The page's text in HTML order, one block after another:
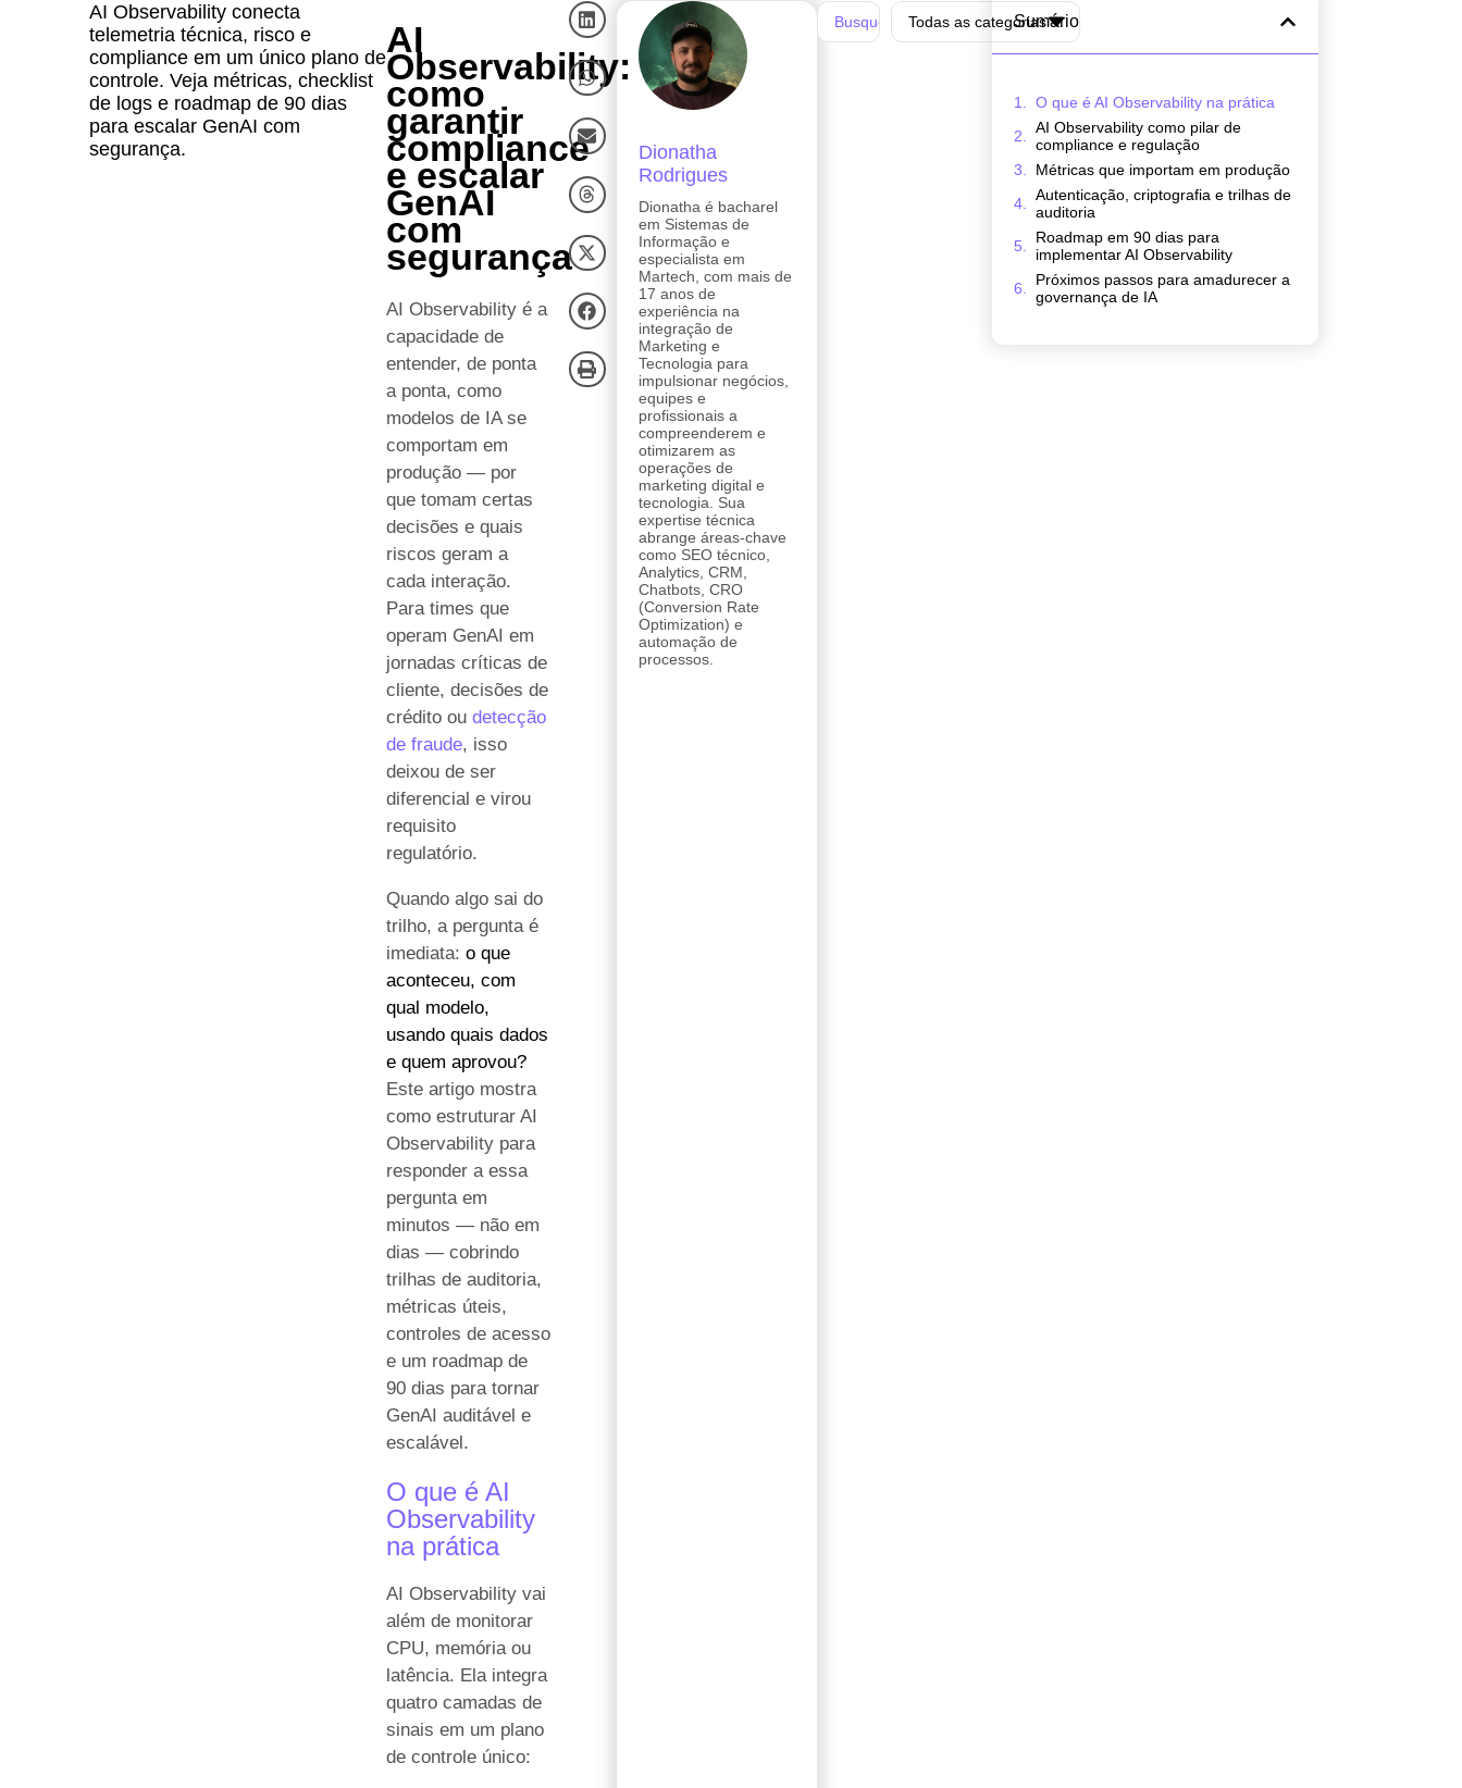
AI Observability conecta
telemetria técnica, risco e
compliance em um único plano de
controle. Veja métricas, checklist
de logs e roadmap de 90 dias
para escalar GenAI com
segurança.
AI
Observability:
como
garantir
compliance
e escalar
GenAI
com
segurança
AI Observability é a
capacidade de
entender, de ponta
a ponta, como
modelos de IA se
comportam em
produção — por
que tomam certas
decisões e quais
riscos geram a
cada interação.
Para times que
operam GenAI em
jornadas críticas de
cliente, decisões de
crédito oudetecção
de fraude, isso
deixou de ser
diferencial e virou
requisito
regulatório.
Quando algo sai do
trilho, a pergunta é
imediata:o que
aconteceu, com
qual modelo,
usando quais dados
e quem aprovou?
Este artigo mostra
como estruturar AI
Observability para
responder a essa
pergunta em
minutos — não em
dias — cobrindo
trilhas de auditoria,
métricas úteis,
controles de acesso
e um roadmap de
90 dias para tornar
GenAI auditável e
escalável.
O que é AI
Observability
na prática
AI Observability vai
além de monitorar
CPU, memória ou
latência. Ela integra
quatro camadas de
sinais em um plano
de controle único:
Dionatha
Rodrigues
Dionatha é bacharel
em Sistemas de
Informação e
especialista em
Martech, com mais de
17 anos de
experiência na
integração de
Marketing e
Tecnologia para
impulsionar negócios,
equipes e
profissionais a
compreenderem e
otimizarem as
operações de
marketing digital e
tecnologia. Sua
expertise técnica
abrange áreas-chave
como SEO técnico,
Analytics, CRM,
Chatbots, CRO
(Conversion Rate
Optimization) e
automação de
processos.
Todas as categoriasSumário
O que é AI Observability na prática
AI Observability como pilar de
compliance e regulação
Métricas que importam em produção
Autenticação, criptografia e trilhas de
auditoria
Roadmap em 90 dias para
implementar AI Observability
Próximos passos para amadurecer a
governança de IA